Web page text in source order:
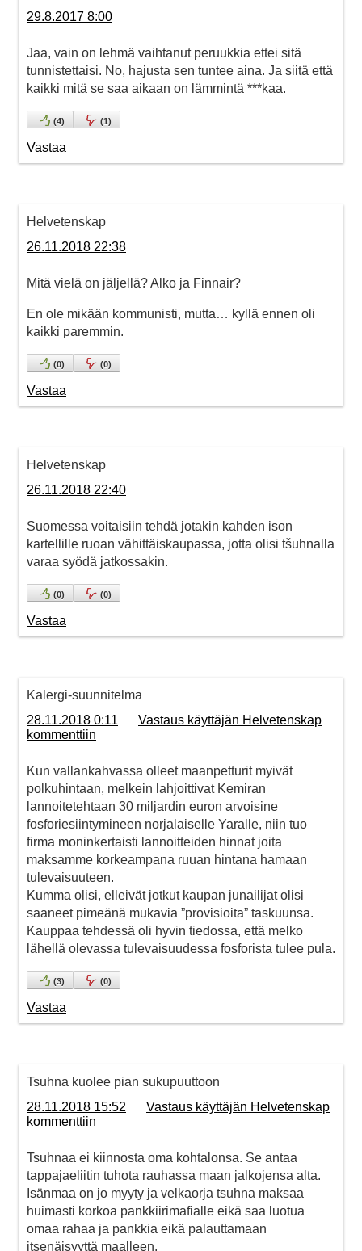
29.8.2017 8:00
Jaa, vain on lehmä vaihtanut peruukkia ettei sitä
tunnistettaisi. No, hajusta sen tuntee aina. Ja siitä että
kaikki mitä se saa aikaan on lämmintä ***kaa.
(4) (1)
Vastaa
Helvetenskap
26.11.2018 22:38
Mitä vielä on jäljellä? Alko ja Finnair?
En ole mikään kommunisti, mutta… kyllä ennen oli
kaikki paremmin.
(0) (0)
Vastaa
Helvetenskap
26.11.2018 22:40
Suomessa voitaisiin tehdä jotakin kahden ison
kartellille ruoan vähittäiskaupassa, jotta olisi tšuhnalla
varaa syödä jatkossakin.
(0) (0)
Vastaa
Kalergi-suunnitelma
28.11.2018 0:11
Vastaus käyttäjän Helvetenskap
kommenttiin
Kun vallankahvassa olleet maanpetturit myivät
polkuhintaan, melkein lahjoittivat Kemiran
lannoitetehtaan 30 miljardin euron arvoisine
fosforiesiintymineen norjalaiselle Yaralle, niin tuo
firma moninkertaisti lannoitteiden hinnat joita
maksamme korkeampana ruuan hintana hamaan
tulevaisuuteen.
Kumma olisi, elleivät jotkut kaupan junailijat olisi
saaneet pimeänä mukavia ”provisioita” taskuunsa.
Kauppaa tehdessä oli hyvin tiedossa, että melko
lähellä olevassa tulevaisuudessa fosforista tulee pula.
(3) (0)
Vastaa
Tsuhna kuolee pian sukupuuttoon
28.11.2018 15:52
Vastaus käyttäjän Helvetenskap
kommenttiin
Tsuhnaa ei kiinnosta oma kohtalonsa. Se antaa
tappajaeliitin tuhota rauhassa maan jalkojensa alta.
Isänmaa on jo myyty ja velkaorja tsuhna maksaa
huimasti korkoa pankkiirimafialle eikä saa luotua
omaa rahaa ja pankkia eikä palauttamaan
itsenäisyyttä maalleen.